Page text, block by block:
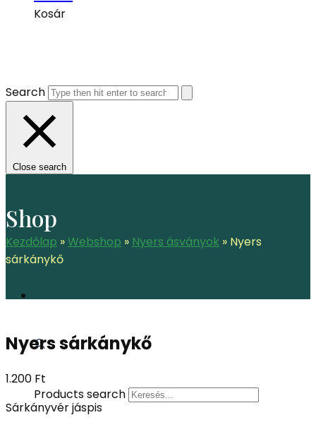
Kosár
Products search
Search
Close search
Shop
Kezdőlap »Webshop » Nyers ásványok » Nyers
sárkánykő
Nyers sárkánykő
1.200 Ft
Sárkányvér jáspis